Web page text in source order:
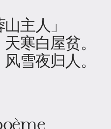
主人」
寒白屋贫。
雪夜归人。